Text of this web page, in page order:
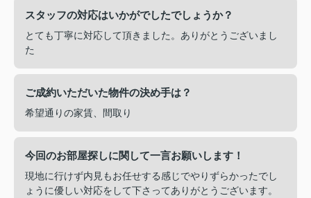
スタッフの対応はいかがでしたでしょうか？
とても丁寧に対応して頂きました。ありがとうございまし
た
ご成約いただいた物件の決め手は？
希望通りの家賃、間取り
今回のお部屋探しに関して一言お願いします！
現地に行けず内見もお任せする感じでやりずらかったでし
ょうに優しい対応をして下さってありがとうございます。